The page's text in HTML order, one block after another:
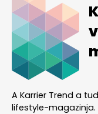
A Karrier Trend a
lifestyle-magazinja.